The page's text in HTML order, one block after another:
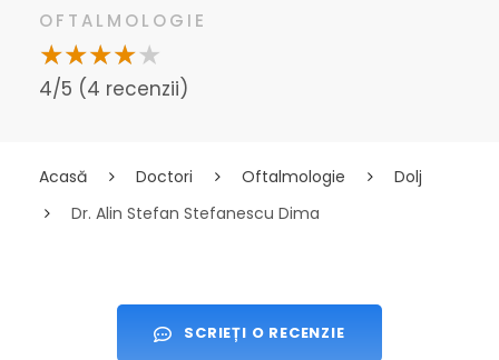
OFTALMOLOGIE
4/5 (4 recenzii)
Acasă Doctori Oftalmologie
Dolj
Dr. Alin Stefan Stefanescu Dima
SCRIEȚI O RECENZIE